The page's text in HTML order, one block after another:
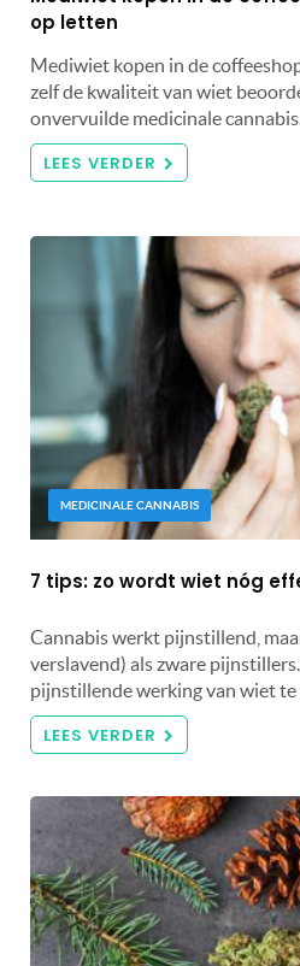
op letten
Mediwiet kopen in de
zelf de kwaliteit van wiet
onvervuilde medicinale
LEES VERDER
MEDICINALE CANNABIS
7 tips: zo wordt wiet nóg
Cannabis werkt pijnstillend,
verslavend) als zware
pijnstillende werking van wiet
LEES VERDER